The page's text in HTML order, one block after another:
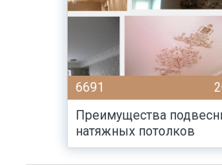
6691
Преимущества
натяжных потолков